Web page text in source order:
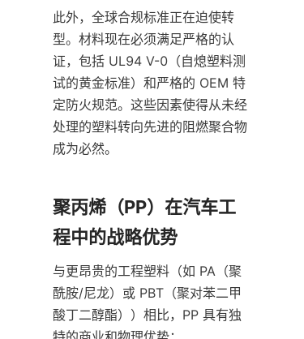
此外，全球合规标准正在迫使转
型。材料现在必须满足严格的认
证，包括 UL94 V-0（自熄塑料测
试的黄金标准）和严格的 OEM 特
定防火规范。这些因素使得从未经
处理的塑料转向先进的阻燃聚合物
成为必然。
聚丙烯（PP）在汽车工
程中的战略优势
与更昂贵的工程塑料（如 PA（聚
酰胺/尼龙）或 PBT（聚对苯二甲
酸丁二醇酯））相比，PP 具有独